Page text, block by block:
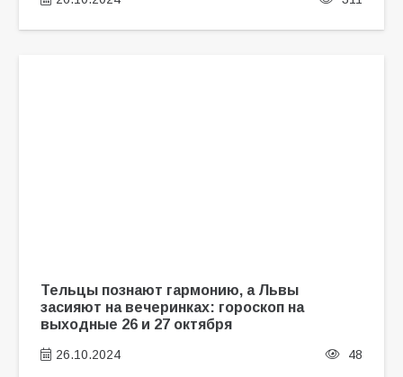
Тельцы познают гармонию, а Львы
засияют на вечеринках: гороскоп на
выходные 26 и 27 октября
26.10.2024 48